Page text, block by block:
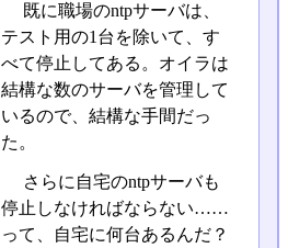
既に職場のntpサーバは、
テスト用の1台を除いて、す
べて停止してある。オイラは
結構な数のサーバを管理して
いるので、結構な手間だっ
た。
さらに自宅のntpサーバも
停止しなければならない……
って、自宅に何台あるんだ？